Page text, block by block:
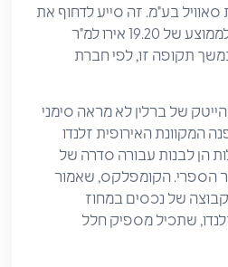
סאוויל בע"מ. זה סייע לדחוף את
שכר הדירה כלפי למעלה לממוצע של 19.20 אירו למ"ר
במשך תקופה זו, לפי חברת
של ברלין לא מראה סימני
המקוונת האירופית זלנדו
הן לבנות עבורה סדרה של
הספרי. הקומפלקס, שאמור
של נכסים במחוז
שתכיל מספיק חלל